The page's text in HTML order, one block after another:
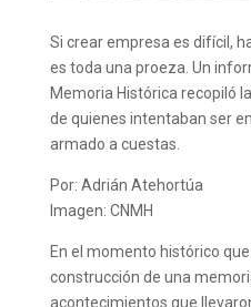
Si crear empresa es difícil,
es toda una proeza. Un
Memoria Histórica recopiló
de quienes intentaban ser
armado a cuestas.
Por: Adrián Atehortúa
Imagen: CNMH
En el momento histórico
construcción de una
acontecimientos que